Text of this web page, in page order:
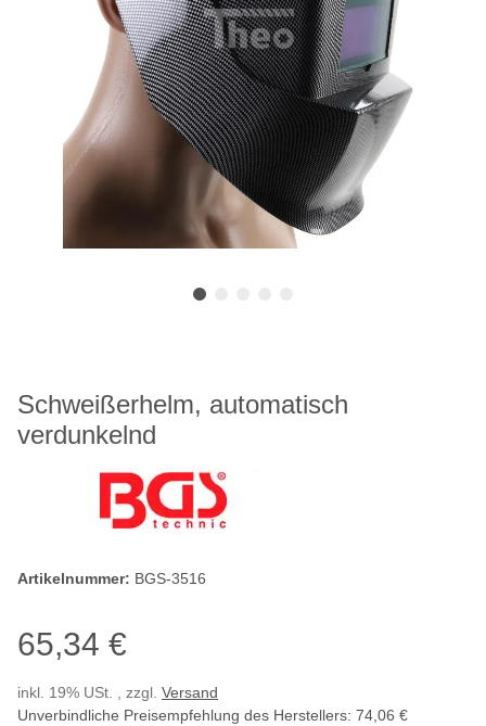
Schweißerhelm, automatisch
verdunkelnd
Artikelnummer: BGS-3516
65,34 €
inkl. 19% USt. , zzgl. Versand
Unverbindliche Preisempfehlung des Herstellers: 74,06 €